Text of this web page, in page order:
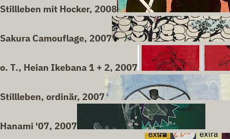
Stillleben mit Hocker, 2008
Sakura Camouflage, 2007
o. T., Heian Ikebana 1 + 2, 2007
Stillleben, ordinär, 2007
Hanami '07, 2007